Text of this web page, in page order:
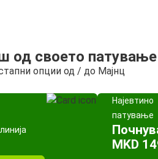
од своето патување
опции од / до Мајнц
Најевтино
патување
MKD